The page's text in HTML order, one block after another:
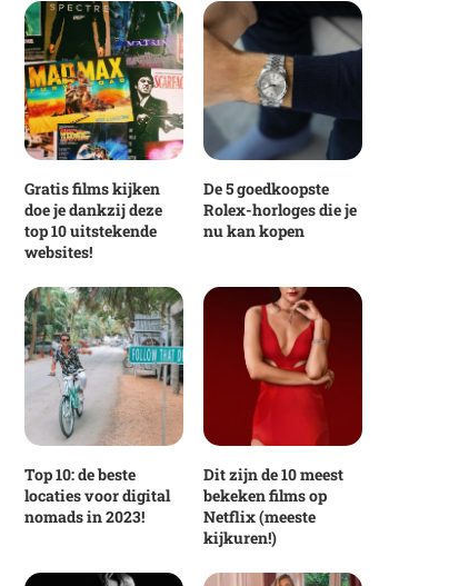
Gratis films kijken
doe je dankzij deze
top 10 uitstekende
websites!
De 5 goedkoopste
Rolex-horloges die je
nu kan kopen
Top 10: de beste
locaties voor digital
nomads in 2023!
Dit zijn de 10 meest
bekeken films op
Netflix (meeste
kijkuren!)